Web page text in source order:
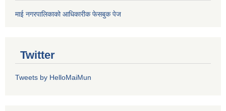
माई नगरपालिकाको आधिकारीक फेसबुक पेज
Twitter
Tweets by HelloMaiMun